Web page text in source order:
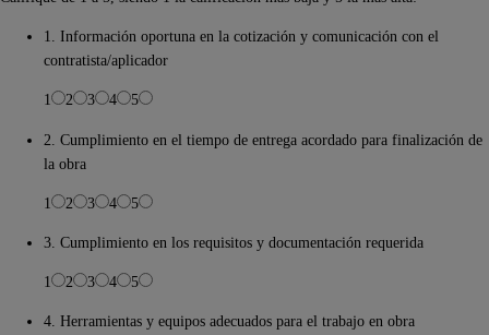
1. Información oportuna en la cotización y comunicación con el
contratista/aplicador
1 2 3 4 5
2. Cumplimiento en el tiempo de entrega acordado para finalización de
la obra
1 2 3 4 5
3. Cumplimiento en los requisitos y documentación requerida
1 2 3 4 5
4. Herramientas y equipos adecuados para el trabajo en obra